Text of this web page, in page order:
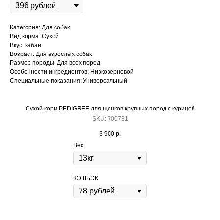
Категория: Для собак
Вид корма: Сухой
Вкус: кабан
Возраст: Для взрослых собак
Размер породы: Для всех пород
Особенности ингредиентов: Низкозерновой
Специальные показания: Универсальный
Сухой корм PEDIGREE для щенков крупных пород с курицей
SKU: 700731
3 900 р.
Вес
КЭШБЭК